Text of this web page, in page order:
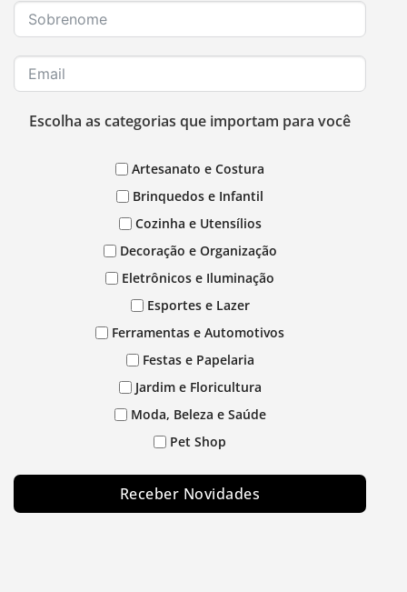
Escolha as categorias que importam para você
Artesanato e Costura
Brinquedos e Infantil
Cozinha e Utensílios
Decoração e Organização
Eletrônicos e Iluminação
Esportes e Lazer
Ferramentas e Automotivos
Festas e Papelaria
Jardim e Floricultura
Moda, Beleza e Saúde
Pet Shop
Receber Novidades